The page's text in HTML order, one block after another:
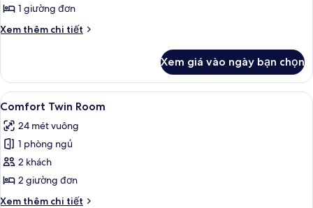
Phòng
đơn
1 giường đơn
Xem thêm chi tiết
Chi
Phòng
đơn
Xem giá vào ngày bạn chọn
Xem
tất
cả
ảnh
Comfort
Twin
Room
Comfort Twin Room | Bộ đồ giường
4
Comfort Twin Room
24 mét vuông
1 phòng ngủ
2 khách
2 giường đơn
Xem thêm chi tiết
Chi